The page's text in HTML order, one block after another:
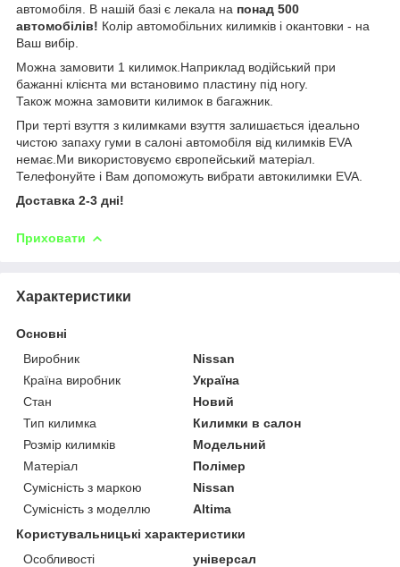
автомобіля. В нашій базі є лекала на понад 500
автомобілів! Колір автомобільних килимків і окантовки - на
Ваш вибір.
Можна замовити 1 килимок.Наприклад водійський при
бажанні клієнта ми встановимо пластину під ногу.
Також можна замовити килимок в багажник.
При терті взуття з килимками взуття залишається ідеально
чистою запаху гуми в салоні автомобіля від килимків EVA
немає.Ми використовуємо європейський матеріал.
Телефонуйте і Вам допоможуть вибрати автокилимки EVA.
Доставка 2-3 дні!
Приховати
Характеристики
Основні
Виробник
Nissan
Країна виробник
Україна
Стан
Новий
Тип килимка
Килимки в салон
Розмір килимків
Модельний
Матеріал
Полімер
Сумісність з маркою
Nissan
Сумісність з моделлю
Altima
Користувальницькі характеристики
Особливості
універсал